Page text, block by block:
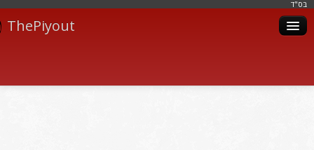
בּס"ד
ThePiyout